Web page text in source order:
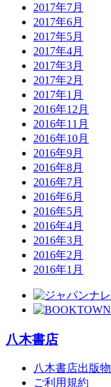
2017年7月
2017年6月
2017年5月
2017年4月
2017年3月
2017年2月
2017年1月
2016年12月
2016年11月
2016年10月
2016年9月
2016年8月
2016年7月
2016年6月
2016年5月
2016年4月
2016年3月
2016年2月
2016年1月
八木書店
八木書店出版
ご利用規約